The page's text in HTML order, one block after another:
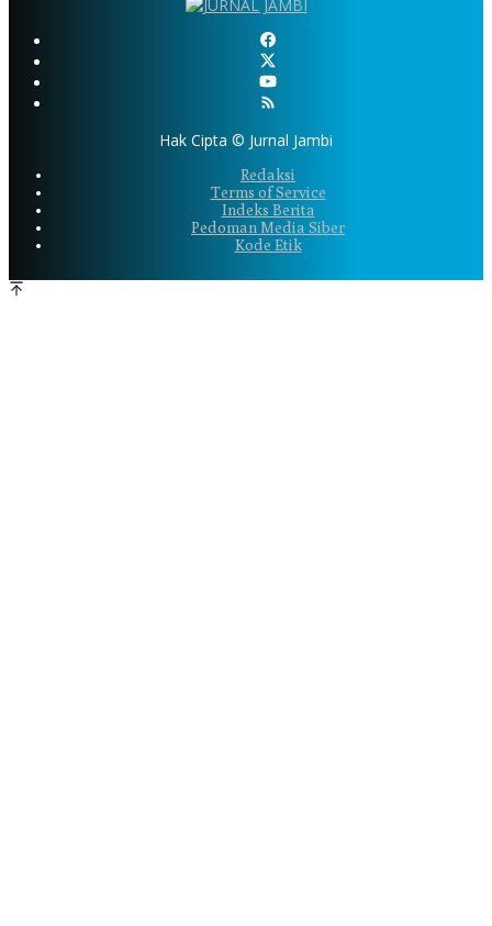
Hak Cipta © Jurnal Jambi
Redaksi
Terms of Service
Indeks Berita
Pedoman Media Siber
Kode Etik